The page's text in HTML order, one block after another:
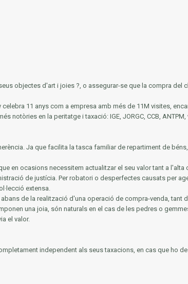
objectes d'art i joies ?, o assegurar-se que la compra
11 anys com a empresa amb més de 11M visites,
notòries en la peritatge i taxació: IGE, JORGC, CCB,
Ja que facilita la tasca familiar de repartiment de
en ocasions necessitem actualitzar el seu valor tant a l'alta
de justícia. Per robatori o desperfectes causats per
extensa.
de la realització d'una operació de compra-venda,
una joia, són naturals en el cas de les pedres o
el valor.
independent als seus taxacions, en cas que ho